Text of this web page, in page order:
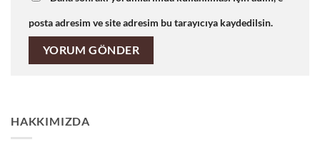
posta adresim ve site adresim bu tarayıcıya kaydedilsin.
HAKKIMIZDA